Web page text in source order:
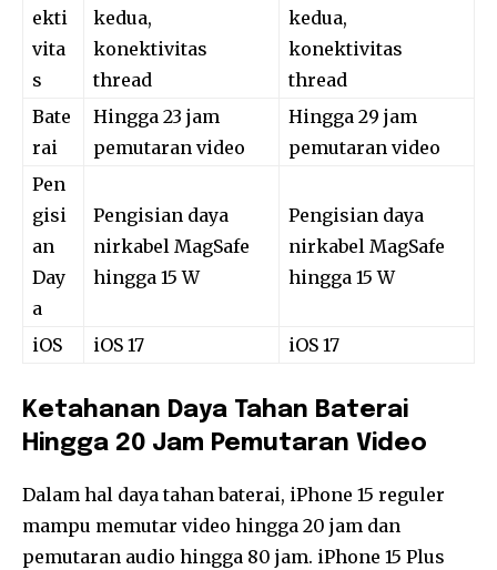
ekti
vita
s
kedua,
konektivitas
thread
kedua,
konektivitas
thread
Bate
rai
Hingga 23 jam
pemutaran video
Hingga 29 jam
pemutaran video
Pen
gisi
an
Day
a
Pengisian daya
nirkabel MagSafe
hingga 15 W
Pengisian daya
nirkabel MagSafe
hingga 15 W
iOS iOS 17 iOS 17
Ketahanan Daya Tahan Baterai
Hingga 20 Jam Pemutaran Video
Dalam hal daya tahan baterai, iPhone 15 reguler
mampu memutar video hingga 20 jam dan
pemutaran audio hingga 80 jam. iPhone 15 Plus